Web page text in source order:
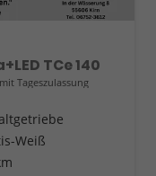
TCe 140
Tageszulassung
Weiß